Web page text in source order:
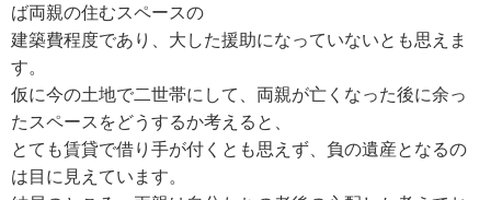
ば両親の住むスペースの
建築費程度であり、大した援助になっていないとも思えま
す。
仮に今の土地で二世帯にして、両親が亡くなった後に余っ
たスペースをどうするか考えると、
とても賃貸で借り手が付くとも思えず、負の遺産となるの
は目に見えています。